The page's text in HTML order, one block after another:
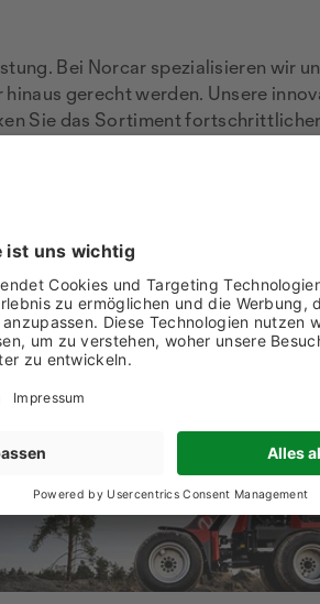
Bei Norcar spezialisieren wir
gerecht werden. Unsere
Sie das Sortiment